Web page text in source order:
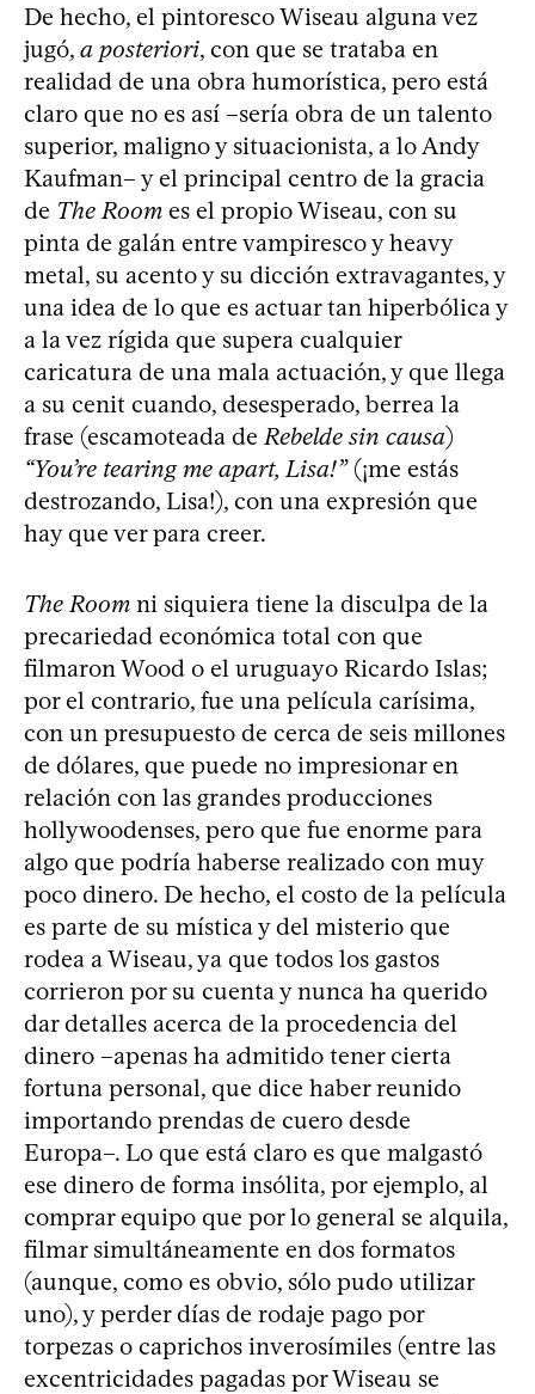
De hecho, el pintoresco Wiseau alguna vez
jugó, a posteriori, con que se trataba en
realidad de una obra humorística, pero está
claro que no es así –sería obra de un talento
superior, maligno y situacionista, a lo Andy
Kaufman– y el principal centro de la gracia
de The Room es el propio Wiseau, con su
pinta de galán entre vampiresco y heavy
metal, su acento y su dicción extravagantes, y
una idea de lo que es actuar tan hiperbólica y
a la vez rígida que supera cualquier
caricatura de una mala actuación, y que llega
a su cenit cuando, desesperado, berrea la
frase (escamoteada de Rebelde sin causa)
“You’re tearing me apart, Lisa!”(¡me estás
destrozando, Lisa!), con una expresión que
hay que ver para creer.
The Room ni siquiera tiene la disculpa de la
precariedad económica total con que
filmaron Wood o el uruguayo Ricardo Islas;
por el contrario, fue una película carísima,
con un presupuesto de cerca de seis millones
de dólares, que puede no impresionar en
relación con las grandes producciones
hollywoodenses, pero que fue enorme para
algo que podría haberse realizado con muy
poco dinero. De hecho, el costo de la película
es parte de su mística y del misterio que
rodea a Wiseau, ya que todos los gastos
corrieron por su cuenta y nunca ha querido
dar detalles acerca de la procedencia del
dinero –apenas ha admitido tener cierta
fortuna personal, que dice haber reunido
importando prendas de cuero desde
Europa–. Lo que está claro es que malgastó
ese dinero de forma insólita, por ejemplo, al
comprar equipo que por lo general se alquila,
filmar simultáneamente en dos formatos
(aunque, como es obvio, sólo pudo utilizar
uno), y perder días de rodaje pago por
torpezas o caprichos inverosímiles (entre las
excentricidades pagadas por Wiseau se